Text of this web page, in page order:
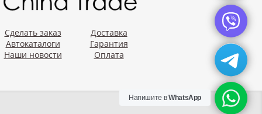
Сделать заказ
Автокаталоги
Наши новости
Доставка
Гарантия
Оплата
Напишите вWhatsApp